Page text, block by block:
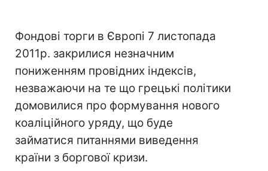
Фондові торги в Європі 7 листопада
2011р. закрилися незначним
пониженням провідних індексів,
незважаючи на те що грецькі політики
домовилися про формування нового
коаліційного уряду, що буде
займатися питаннями виведення
країни з боргової кризи.